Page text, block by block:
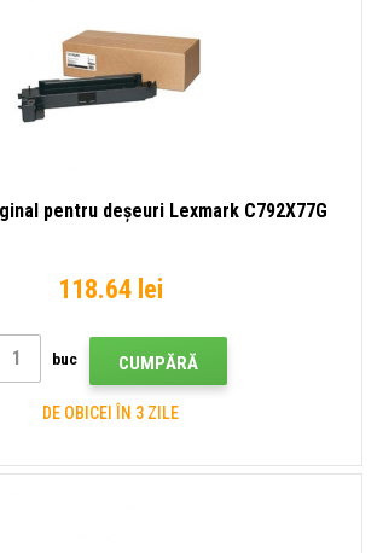
pentru deșeuri Lexmark C792X77G
118.64 lei
buc CUMPĂRĂ
DE OBICEI ÎN 3 ZILE